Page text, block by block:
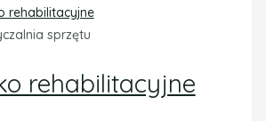
sprzętu
rehabilitacyjne